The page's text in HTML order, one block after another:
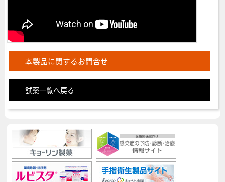
本製品に関するお問合せ
試薬一覧へ戻る